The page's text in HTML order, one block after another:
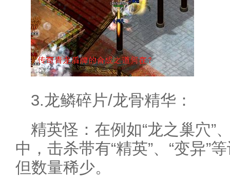
3.龙鳞碎片/龙骨精华：
精英怪：在例如“龙之巢穴”
中，击杀带有“精英”、“变异”
但数量稀少。